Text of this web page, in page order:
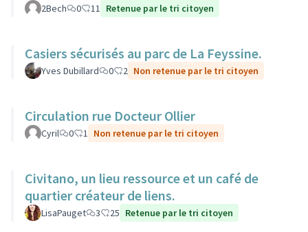
2Bech 0 11 Retenue par le tri citoyen
Casiers sécurisés au parc de La Feyssine.
Yves Dubillard 0 2 Non retenue par le tri citoyen
Circulation rue Docteur Ollier
Cyril 0 1 Non retenue par le tri citoyen
Civitano, un lieu ressource et un café de
quartier créateur de liens.
LisaPauget 3 25 Retenue par le tri citoyen